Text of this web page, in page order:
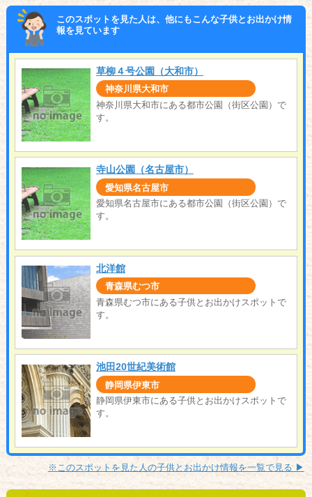
このスポットを見た人は、他にもこんな子供とお出かけ情
報を見ています
草柳４号公園（大和市）
神奈川県大和市
神奈川県大和市にある都市公園（街区公園）で
す。
寺山公園（名古屋市）
愛知県名古屋市
愛知県名古屋市にある都市公園（街区公園）で
す。
北洋館
青森県むつ市
青森県むつ市にある子供とお出かけスポットで
す。
池田20世紀美術館
静岡県伊東市
静岡県伊東市にある子供とお出かけスポットで
す。
※このスポットを見た人の子供とお出かけ情報を一覧で見る ▶︎